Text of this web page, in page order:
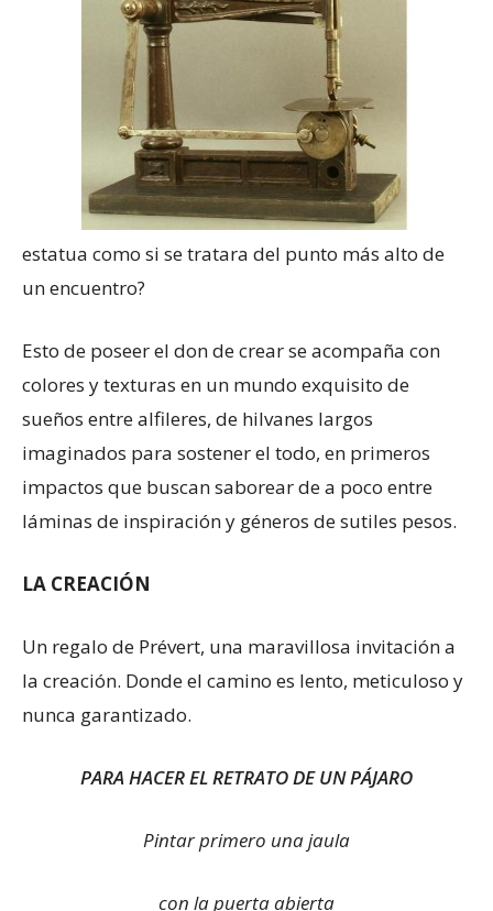
estatua como si se tratara del punto más alto de
un encuentro?
Esto de poseer el don de crear se acompaña con
colores y texturas en un mundo exquisito de
sueños entre alfileres, de hilvanes largos
imaginados para sostener el todo, en primeros
impactos que buscan saborear de a poco entre
láminas de inspiración y géneros de sutiles pesos.
LA CREACIÓN
Un regalo de Prévert, una maravillosa invitación a
la creación. Donde el camino es lento, meticuloso y
nunca garantizado.
PARA HACER EL RETRATO DE UN PÁJARO
Pintar primero una jaula
con la puerta abierta